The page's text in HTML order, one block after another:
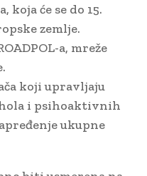
koja će se do 15.
zemlje.
a, mreže
koji upravljaju
i psihoaktivnih
ukupne